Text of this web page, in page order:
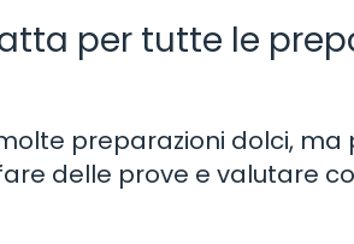
per tutte le
preparazioni dolci,
delle prove e valutare